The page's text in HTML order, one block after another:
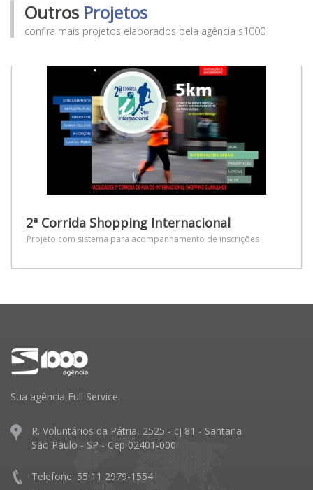
Outros Projetos
confira mais projetos elaborados pela agência s1000
2ª Corrida Shopping Internacional
Projeto com sistema para acompanhamento de inscrições
Sua agência Full Service.
R. Voluntários da Pátria, 2525 - cj 81 - Santana
São Paulo - SP - Cep 02401-000
Telefone: 55 11 2979-1554